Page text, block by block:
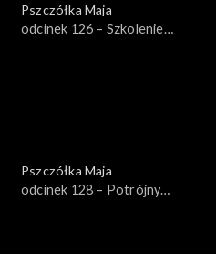
Pszczółka Maja
odcinek 126 – Szkolenie
Pszczółka Maja
odcinek 128 – Potrójny